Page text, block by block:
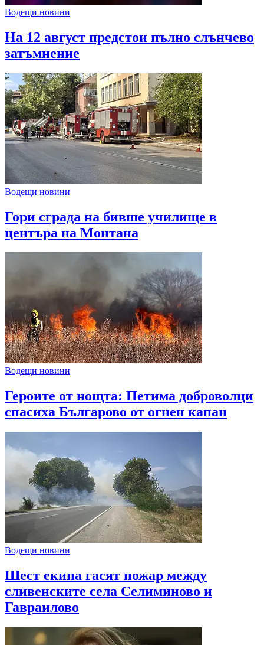
Водещи новини
На 12 август предстои пълно слънчево
затъмнение
Водещи новини
Гори сграда на бивше училище в
центъра на Монтана
Водещи новини
Героите от нощта: Петима доброволци
спасиха Българово от огнен капан
Водещи новини
Шест екипа гасят пожар между
сливенските села Селиминово и
Гавраилово